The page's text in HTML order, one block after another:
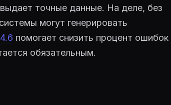
точные данные. На деле, без
могут генерировать
помогает снизить процент ошибок
обязательным.